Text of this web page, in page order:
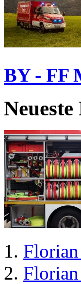
BY - FF